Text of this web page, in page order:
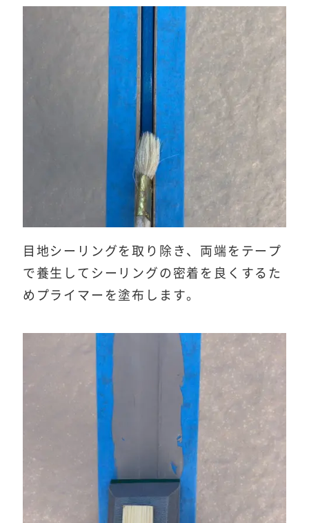
目地シーリングを取り除き、両端をテープ
で養生してシーリングの密着を良くするた
めプライマーを塗布します。